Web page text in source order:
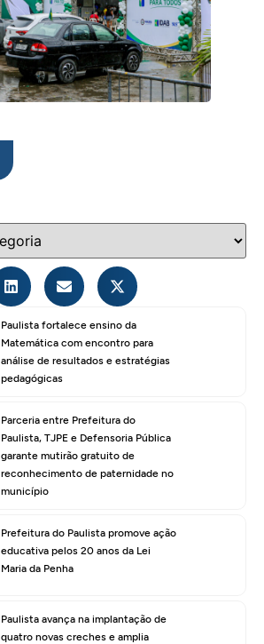
Paulista fortalece ensino da
Matemática com encontro para
análise de resultados e estratégias
pedagógicas
Parceria entre Prefeitura do
Paulista, TJPE e Defensoria Pública
garante mutirão gratuito de
reconhecimento de paternidade no
município
Prefeitura do Paulista promove ação
educativa pelos 20 anos da Lei
Maria da Penha
Paulista avança na implantação de
quatro novas creches e amplia